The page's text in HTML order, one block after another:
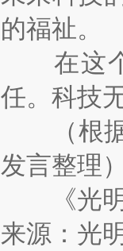
的福祉。
在这个
任。科技
（根据
发言整理
《光明
来源：光